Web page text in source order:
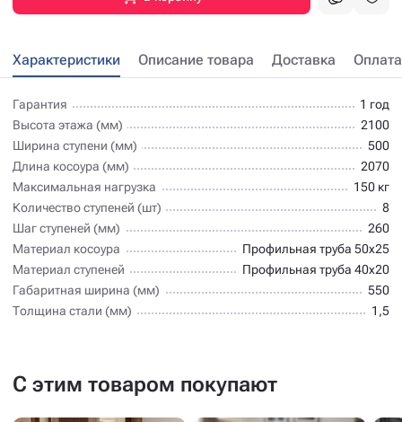
Характеристики Описание товара Доставка Оплата
Гарантия
1 год
Высота этажа (мм)
2100
Ширина ступени (мм)
500
Длина косоура (мм)
2070
Максимальная нагрузка
150 кг
Количество ступеней (шт)
8
Шаг ступеней (мм)
260
Материал косоура
Профильная труба 50х25
Материал ступеней
Профильная труба 40х20
Габаритная ширина (мм)
550
Толщина стали (мм)
1,5
С этим товаром покупают